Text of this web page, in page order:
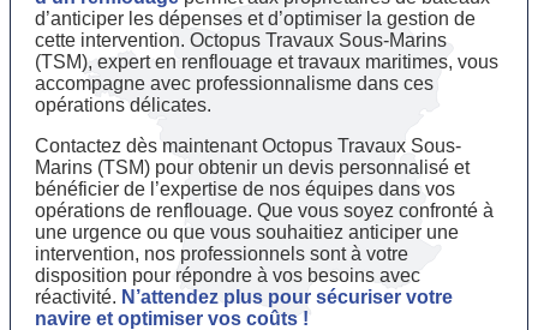
d’anticiper les dépenses et d’optimiser la gestion de
cette intervention. Octopus Travaux Sous-Marins
(TSM), expert en renflouage et travaux maritimes, vous
accompagne avec professionnalisme dans ces
opérations délicates.
Contactez dès maintenant Octopus Travaux Sous-
Marins (TSM) pour obtenir un devis personnalisé et
bénéficier de l’expertise de nos équipes dans vos
opérations de renflouage. Que vous soyez confronté à
une urgence ou que vous souhaitiez anticiper une
intervention, nos professionnels sont à votre
disposition pour répondre à vos besoins avec
réactivité. N’attendez plus pour sécuriser votre
navire et optimiser vos coûts !